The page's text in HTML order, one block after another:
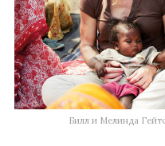
Билл и Мелинда